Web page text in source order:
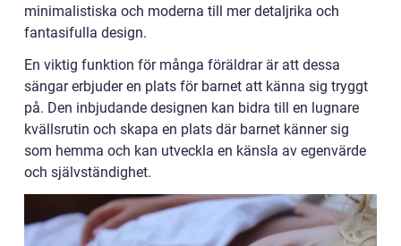
minimalistiska och moderna till mer detaljrika och
fantasifulla design.
En viktig funktion för många föräldrar är att dessa
sängar erbjuder en plats för barnet att känna sig tryggt
på. Den inbjudande designen kan bidra till en lugnare
kvällsrutin och skapa en plats där barnet känner sig
som hemma och kan utveckla en känsla av egenvärde
och självständighet.